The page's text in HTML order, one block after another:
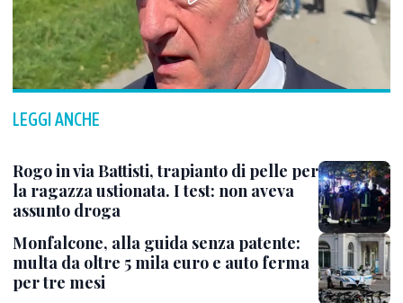
LEGGI ANCHE
Rogo in via Battisti, trapianto di pelle per
la ragazza ustionata. I test: non aveva
assunto droga
Monfalcone, alla guida senza patente:
multa da oltre 5 mila euro e auto ferma
per tre mesi